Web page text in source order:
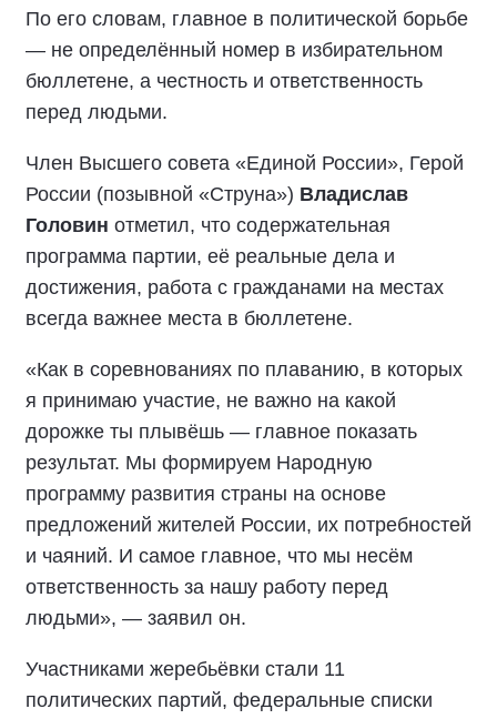
По его словам, главное в политической борьбе
— не определённый номер в избирательном
бюллетене, а честность и ответственность
перед людьми.
Член Высшего совета «Единой России», Герой
России (позывной «Струна») Владислав
Головин отметил, что содержательная
программа партии, её реальные дела и
достижения, работа с гражданами на местах
всегда важнее места в бюллетене.
«Как в соревнованиях по плаванию, в которых
я принимаю участие, не важно на какой
дорожке ты плывёшь — главное показать
результат. Мы формируем Народную
программу развития страны на основе
предложений жителей России, их потребностей
и чаяний. И самое главное, что мы несём
ответственность за нашу работу перед
людьми», — заявил он.
Участниками жеребьёвки стали 11
политических партий, федеральные списки